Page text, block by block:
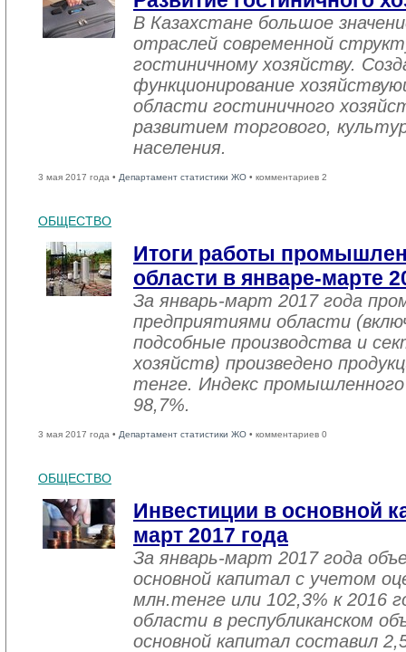
В Казахстане большое
отраслей современной
гостиничному хозяйству.
функционирование
области гостиничного
развитием торгового,
населения.
3 мая 2017 года • Департамент статистики ЖО • комментариев 2
ОБЩЕСТВО
Итоги работы
области в январе-марте
За январь-март 2017 года
предприятиями области
подсобные производства и
хозяйств) произведено
тенге. Индекс
98,7%.
3 мая 2017 года • Департамент статистики ЖО • комментариев 0
ОБЩЕСТВО
Инвестиции в основной
март 2017 года
За январь-март 2017 года
основной капитал с учетом
млн.тенге или 102,3% к 2016
области в республиканском
основной капитал составил